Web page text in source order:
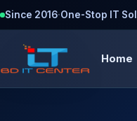
Since 2016·One-Stop IT
Home